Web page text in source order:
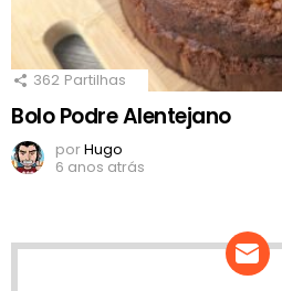
362 Partilhas
Bolo Podre Alentejano
porHugo
6 anos atrás